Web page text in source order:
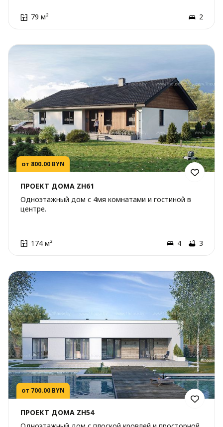
79 м² 2
от 800.00 BYN
ПРОЕКТ ДОМА ZH61
Одноэтажный дом с 4мя комнатами и гостиной в
центре.
174 м² 4 3
от 700.00 BYN
ПРОЕКТ ДОМА ZH54